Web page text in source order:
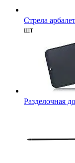
Стрела
шт
Разделочная